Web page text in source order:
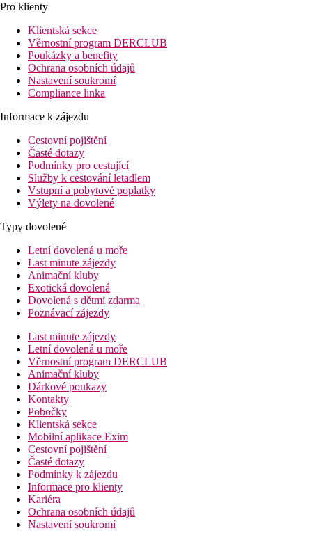
Pro klienty
Klientská sekce
Věrnostní program DERCLUB
Poukázky a benefity
Ochrana osobních údajů
Nastavení soukromí
Compliance linka
Informace k zájezdu
Cestovní pojištění
Časté dotazy
Podmínky pro cestující
Služby k cestování letadlem
Vstupní a pobytové poplatky
Výlety na dovolené
Typy dovolené
Letní dovolená u moře
Last minute zájezdy
Animační kluby
Exotická dovolená
Dovolená s dětmi zdarma
Poznávací zájezdy
Last minute zájezdy
Letní dovolená u moře
Věrnostní program DERCLUB
Animační kluby
Dárkové poukazy
Kontakty
Pobočky
Klientská sekce
Mobilní aplikace Exim
Cestovní pojištění
Časté dotazy
Podmínky k zájezdu
Informace pro klienty
Kariéra
Ochrana osobních údajů
Nastavení soukromí